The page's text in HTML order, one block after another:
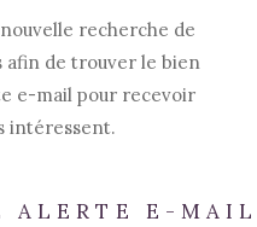
recherche de
de trouver le bien
e-mail pour recevoir
intéressent.
ALERTE E-